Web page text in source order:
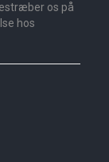
os på
hos